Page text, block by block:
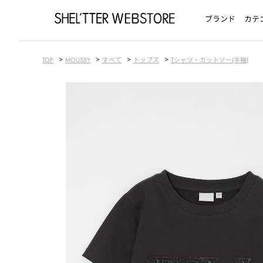
ブランド カテ
TOP > MOUSSY > すべて > トップス > Tシャツ・カットソー(半袖)